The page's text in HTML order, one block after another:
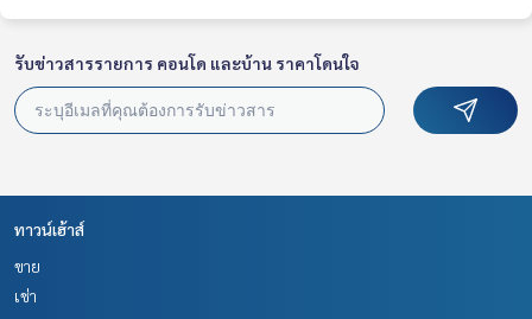
รับข่าวสารรายการ คอนโด และบ้าน ราคาโดนใจ
ทาวน์เฮ้าส์
ขาย
เช่า